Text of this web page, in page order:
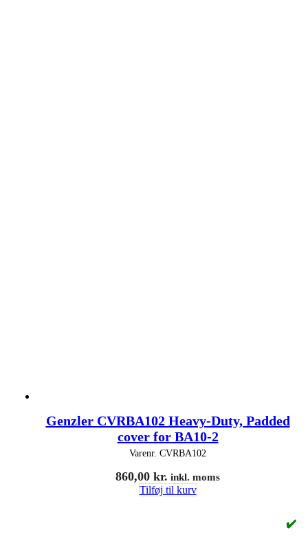
Genzler CVRBA102 Heavy-Duty, Padded
cover for BA10-2
Varenr. CVRBA102
860,00 kr. inkl. moms
Tilføj til kurv
✔️